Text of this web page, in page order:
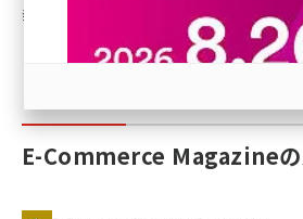
報マガジンです。
E-Commerce Magazineの